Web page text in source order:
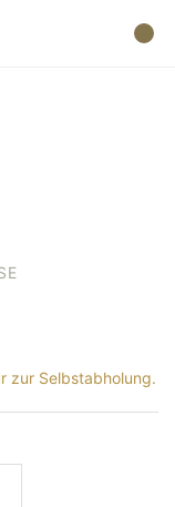
zur Selbstabholung.